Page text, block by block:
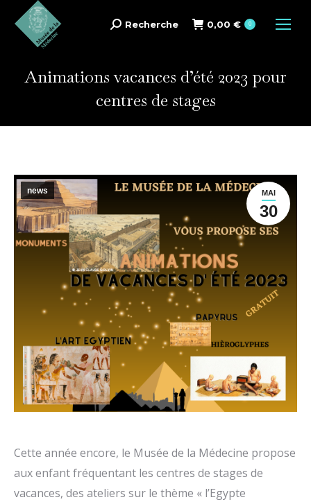
Search:
Recherche 0,00 € 0
Animations vacances d’été 2023 pour
centres de stages
MAI
30
news
Cette année encore, le Musée de la Médecine propose
aux enfant fréquentant les centres de stages de
vacances, des ateliers sur le thème « l’Egypte